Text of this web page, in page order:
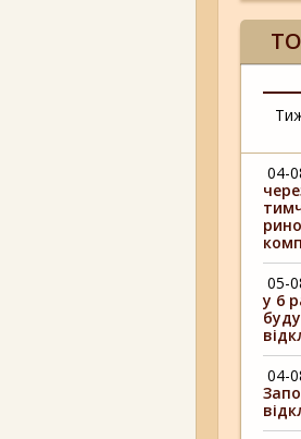
04-
05-
у 6
04-